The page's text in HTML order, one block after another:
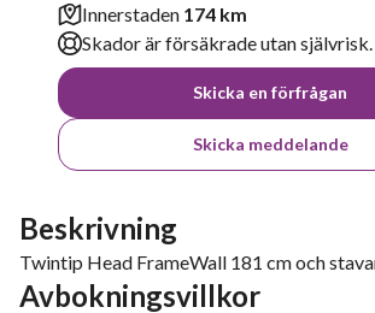
Innerstaden 174 km
Skador är försäkrade utan självrisk.
Skicka en förfrågan
Skicka meddelande
Beskrivning
Twintip Head FrameWall 181 cm och
Avbokningsvillkor